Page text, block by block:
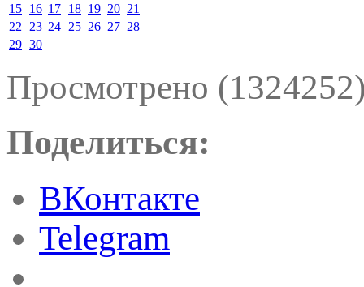
15 16 17 18 19 20 21
22
23 24 25 26 27 28
29 30
Просмотрено
Поделиться:
ВКонтакте
Telegram